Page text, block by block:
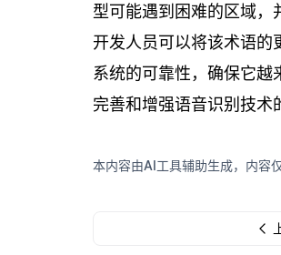
型可能遇到困难的区域，
开发人员可以将该术语的
系统的可靠性，确保它越
完善和增强语音识别技术
本内容由AI工具辅助生成，内容